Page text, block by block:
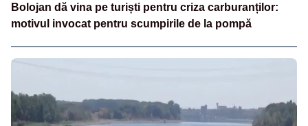
Bolojan dă vina pe turiști pentru criza carburanților:
motivul invocat pentru scumpirile de la pompă